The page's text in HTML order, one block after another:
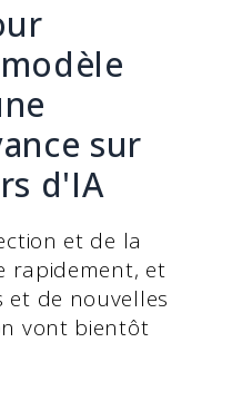
sur
d'IA
et de la
rapidement, et
et de nouvelles
vont bientôt